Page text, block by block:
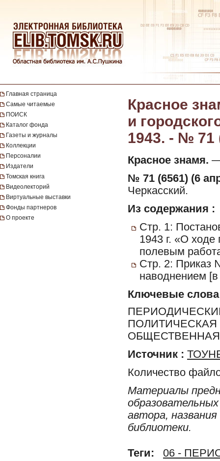
Главная страница
Самые читаемые
ПОИСК
Каталог фонда
Газеты и журналы
Коллекции
Персоналии
Издатели
Томская книга
Видеолекторий
Виртуальные выставки
Фонды партнеров
О проекте
Красное
и
1943. - № 71
Красное знамя. —
№ 71 (6561) (6
Черкасский.
Из содержания :
Стр. 1:
1943 г. «О ходе
полевым
Стр. 2: Приказ
наводнением [в
Ключевые слова
Источник :
Количество
Материалы
автора,
библиотеки.
Теги:
06 -